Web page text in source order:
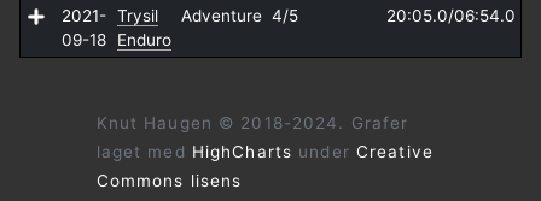
2021-
09-18
Trysil
Enduro
Adventure 4/5 20:05.0/06:54.0
Knut Haugen © 2018-2024. Grafer
laget med HighCharts under Creative
Commons lisens